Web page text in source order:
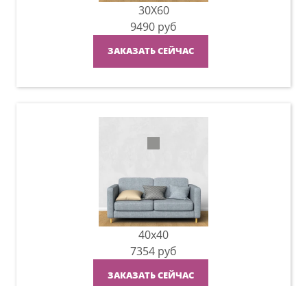
30X60
9490 руб
ЗАКАЗАТЬ СЕЙЧАС
40x40
7354 руб
ЗАКАЗАТЬ СЕЙЧАС